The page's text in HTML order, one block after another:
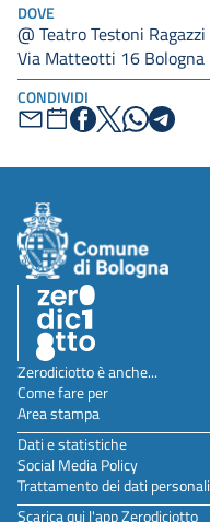
DOVE
@ Teatro Testoni Ragazzi
Via Matteotti 16 Bologna
CONDIVIDI
Zerodiciotto è anche...
Come fare per
Area stampa
Dati e statistiche
Social Media Policy
Trattamento dei dati personali
Scarica qui l'app Zerodiciotto